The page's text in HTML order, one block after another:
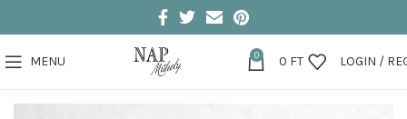
MENU 0 0 FT LOGIN /